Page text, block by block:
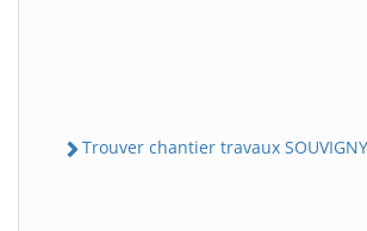
Trouver chantier travaux SOUVIGNY